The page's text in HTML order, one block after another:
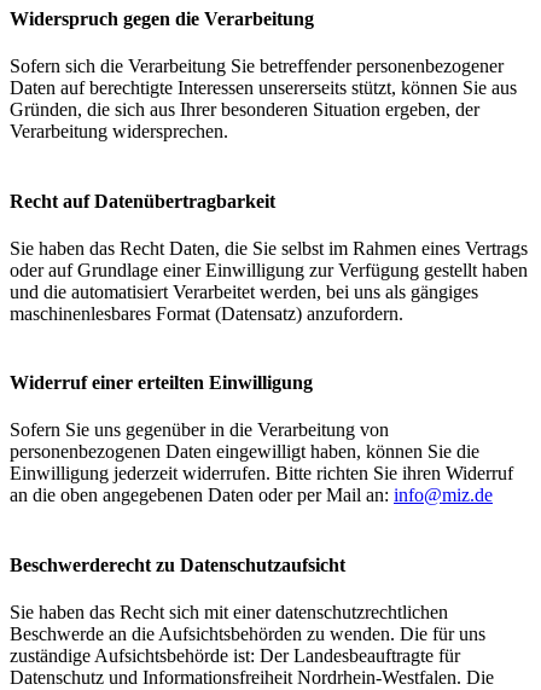
Widerspruch gegen die Verarbeitung
Sofern sich die Verarbeitung Sie betreffender personenbezogener
Daten auf berechtigte Interessen unsererseits stützt, können Sie aus
Gründen, die sich aus Ihrer besonderen Situation ergeben, der
Verarbeitung widersprechen.
Recht auf Datenübertragbarkeit
Sie haben das Recht Daten, die Sie selbst im Rahmen eines Vertrags
oder auf Grundlage einer Einwilligung zur Verfügung gestellt haben
und die automatisiert Verarbeitet werden, bei uns als gängiges
maschinenlesbares Format (Datensatz) anzufordern.
Widerruf einer erteilten Einwilligung
Sofern Sie uns gegenüber in die Verarbeitung von
personenbezogenen Daten eingewilligt haben, können Sie die
Einwilligung jederzeit widerrufen. Bitte richten Sie ihren Widerruf
an die oben angegebenen Daten oder per Mail an: info@miz.de
Beschwerderecht zu Datenschutzaufsicht
Sie haben das Recht sich mit einer datenschutzrechtlichen
Beschwerde an die Aufsichtsbehörden zu wenden. Die für uns
zuständige Aufsichtsbehörde ist: Der Landesbeauftragte für
Datenschutz und Informationsfreiheit Nordrhein-Westfalen. Die